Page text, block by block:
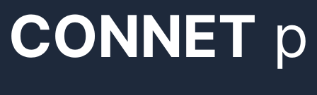
CONNET p